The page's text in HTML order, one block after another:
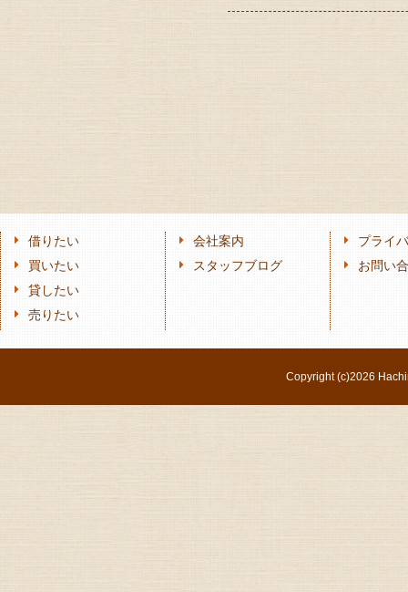
借りたい
買いたい
貸したい
売りたい
会社案内
スタッフブログ
プライ
お問い
Copyright (c)2026